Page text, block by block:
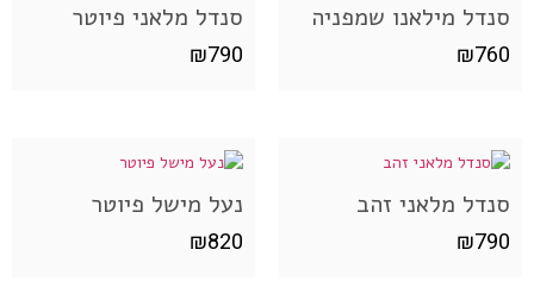
סנדל מילאנו שמפניה
₪760
סנדל מלאני פיוטר
₪790
סנדל מלאני זהב
₪790
נעל מישל פיוטר
₪820